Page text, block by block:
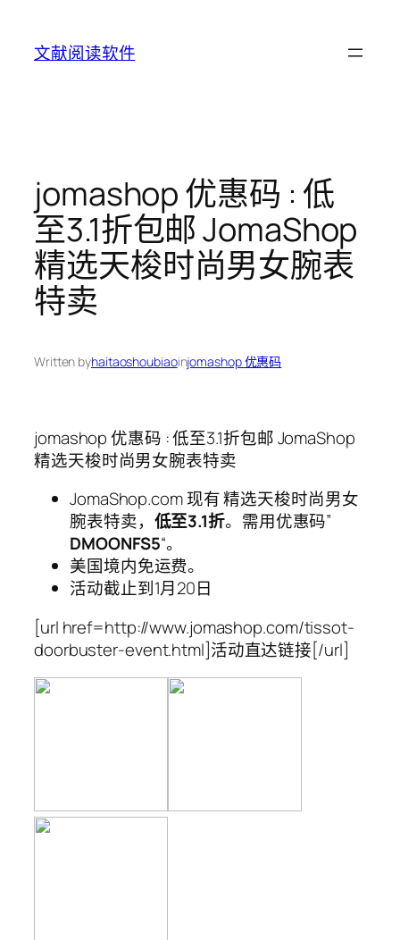
content
文献阅读软件
jomashop 优惠码 : 低
至3.1折包邮 JomaShop
精选天梭时尚男女腕表
特卖
Written byhaitaoshoubiaoinjomashop 优惠码
jomashop 优惠码 : 低至3.1折包邮 JomaShop
精选天梭时尚男女腕表特卖
JomaShop.com 现有 精选天梭时尚男女
腕表特卖， 低至3.1折。需用优惠码”
DMOONFS5“。
美国境内免运费。
活动截止到1月20日
[url href=http://www.jomashop.com/tissot-
doorbuster-event.html]活动直达链接[/url]